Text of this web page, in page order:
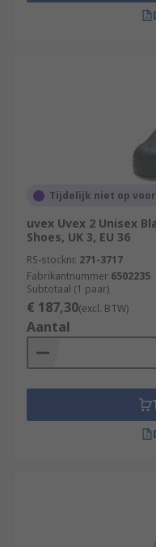
Tijdelijk niet op
uvex Uvex 2 Unisex
Shoes, UK 3, EU 36
RS-stocknr. 271-3717
Fabrikantnummer 6502235
Subtotaal (1 paar)
€ 187,30(excl. BTW)
Aantal